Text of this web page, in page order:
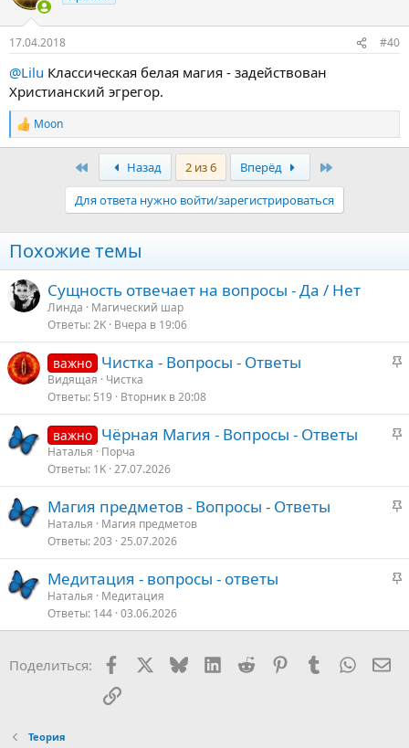
17.04.2018 #40
@Lilu Классическая белая магия - задействован
Христианский эгрегор.
Р
е
:
Moon
ПервыйНазад 2 из 6 Вперёд
Для ответа нужно войти/зарегистрироваться
Похожие темы
Сущность отвечает на вопросы - Да / Нет
Линда
Магический шар
Ответы 2K Вчера в 19:06
З
р
е
н
важно Чистка - Вопросы - Ответы
Видящая
Чистка
Ответы 519 Вторник в 20:08
З
р
е
н
важно Чёрная Магия - Вопросы - Ответы
Наталья
Порча
Ответы 1K 27.07.2026
З
р
е
Магия предметов - Вопросы - Ответы
Наталья
Магия предметов
Ответы 203 25.07.2026
З
р
Медитация - вопросы - ответы
Наталья
Медитация
Ответы 144 03.06.2026
Поделиться: Facebook BlueskyLinkedIn
Reddit PinterestTumblr
Ссылка
Теория